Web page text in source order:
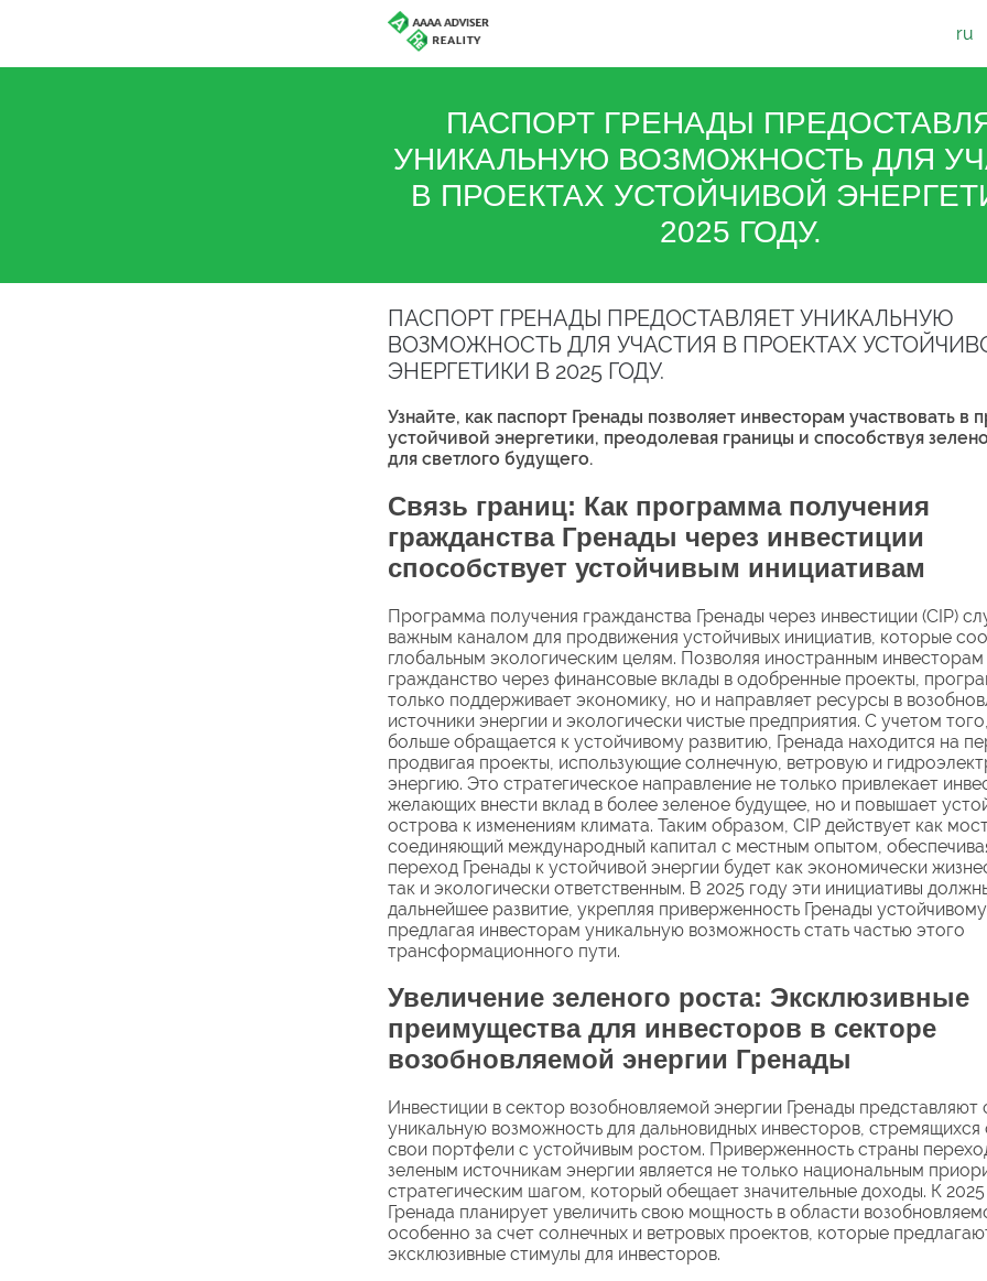
ru
ПАСПОРТ ГРЕНАДЫ
УНИКАЛЬНУЮ ВОЗМОЖНОСТЬ ДЛЯ
В ПРОЕКТАХ УСТОЙЧИВОЙ
2025 ГОДУ.
ПАСПОРТ ГРЕНАДЫ ПРЕДОСТАВЛЯЕТ УНИКАЛЬНУЮ
ВОЗМОЖНОСТЬ ДЛЯ УЧАСТИЯ В ПРОЕКТАХ
ЭНЕРГЕТИКИ В 2025 ГОДУ.
Узнайте, как паспорт Гренады позволяет инвесторам участвовать в
устойчивой энергетики, преодолевая границы и способствуя
для светлого будущего.
Связь границ: Как программа получения
гражданства Гренады через инвестиции
способствует устойчивым инициативам
Программа получения гражданства Гренады через инвестиции (CIP)
важным каналом для продвижения устойчивых инициатив, которые
глобальным экологическим целям. Позволяя иностранным инвесторам
гражданство через финансовые вклады в одобренные проекты,
только поддерживает экономику, но и направляет ресурсы в
источники энергии и экологически чистые предприятия. С учетом
больше обращается к устойчивому развитию, Гренада находится на
продвигая проекты, использующие солнечную, ветровую и
энергию. Это стратегическое направление не только привлекает
желающих внести вклад в более зеленое будущее, но и повышает
острова к изменениям климата. Таким образом, CIP действует как
соединяющий международный капитал с местным опытом,
переход Гренады к устойчивой энергии будет как экономически
так и экологически ответственным. В 2025 году эти инициативы
дальнейшее развитие, укрепляя приверженность Гренады
предлагая инвесторам уникальную возможность стать частью этого
трансформационного пути.
Увеличение зеленого роста: Эксклюзивные
преимущества для инвесторов в секторе
возобновляемой энергии Гренады
Инвестиции в сектор возобновляемой энергии Гренады представляют
уникальную возможность для дальновидных инвесторов, стремящихся
свои портфели с устойчивым ростом. Приверженность страны
зеленым источникам энергии является не только национальным
стратегическим шагом, который обещает значительные доходы. К
Гренада планирует увеличить свою мощность в области
особенно за счет солнечных и ветровых проектов, которые
эксклюзивные стимулы для инвесторов.